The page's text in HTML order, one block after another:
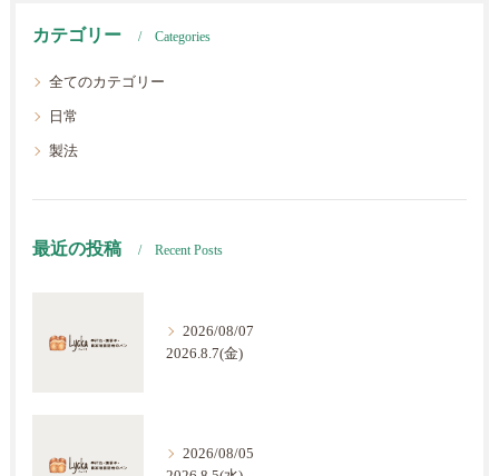
カテゴリー Categories
全てのカテゴリー
日常
製法
最近の投稿 Recent Posts
2026/08/07
2026.8.7(金)
2026/08/05